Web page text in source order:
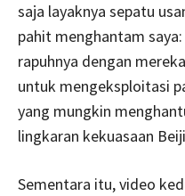
saja layaknya sepatu
pahit menghantam
rapuhnya dengan
untuk mengeksploitasi
yang mungkin
lingkaran kekuasaan
Sementara itu, video